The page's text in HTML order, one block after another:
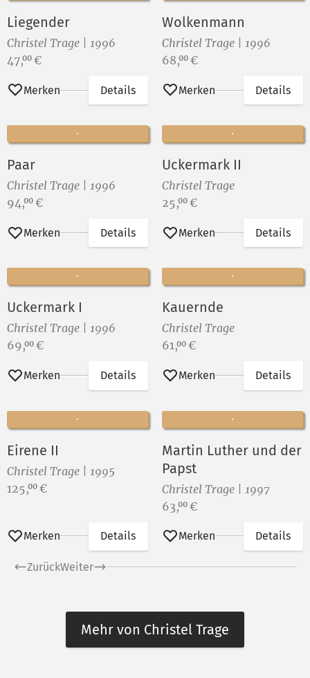
Liegender
Christel Trage | 1996
Preis:
47,00 €
Merken Details
Wolkenmann
Christel Trage | 1996
Preis:
68,00 €
Merken Details
Paar
Christel Trage | 1996
Preis:
94,00 €
Merken Details
Uckermark II
Christel Trage
Preis:
25,00 €
Merken Details
Uckermark I
Christel Trage | 1996
Preis:
69,00 €
Merken Details
Kauernde
Christel Trage
Preis:
61,00 €
Merken Details
Eirene II
Christel Trage | 1995
Preis:
125,00 €
Merken Details
Martin Luther und der
Papst
Christel Trage | 1997
Preis:
63,00 €
Merken Details
ZurückWeiter
Mehr von Christel Trage